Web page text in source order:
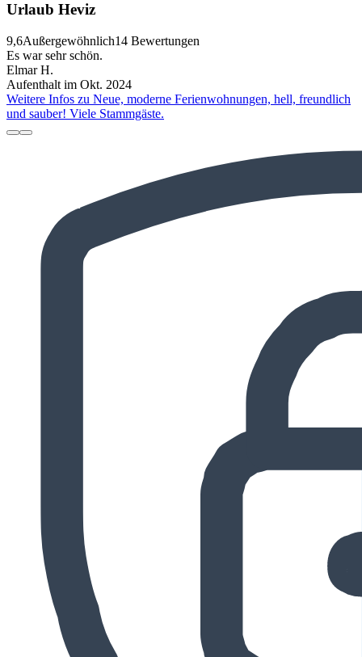
Urlaub Heviz
9,6Außergewöhnlich14 Bewertungen
Es war sehr schön.
Elmar H.
Aufenthalt im Okt. 2024
Weitere Infos zu Neue, moderne Ferienwohnungen, hell, freundlich
und sauber! Viele Stammgäste.